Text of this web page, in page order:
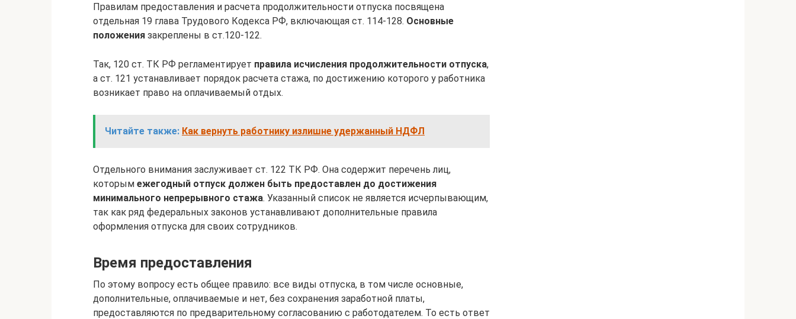
Правилам предоставления и расчета продолжительности отпуска посвящена
отдельная 19 глава Трудового Кодекса РФ, включающая ст. 114-128. Основные
положения закреплены в ст.120-122.
Так, 120 ст. ТК РФ регламентирует правила исчисления продолжительности отпуска,
а ст. 121 устанавливает порядок расчета стажа, по достижению которого у работника
возникает право на оплачиваемый отдых.
Читайте также: Как вернуть работнику излишне удержанный НДФЛ
Отдельного внимания заслуживает ст. 122 ТК РФ. Она содержит перечень лиц,
которым ежегодный отпуск должен быть предоставлен до достижения
минимального непрерывного стажа. Указанный список не является исчерпывающим,
так как ряд федеральных законов устанавливают дополнительные правила
оформления отпуска для своих сотрудников.
Время предоставления
По этому вопросу есть общее правило: все виды отпуска, в том числе основные,
дополнительные, оплачиваемые и нет, без сохранения заработной платы,
предоставляются по предварительному согласованию с работодателем. То есть ответ